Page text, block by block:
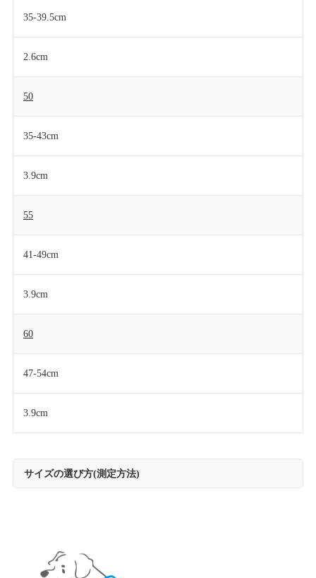
35-39.5cm
2.6cm
50
35-43cm
3.9cm
55
41-49cm
3.9cm
60
47-54cm
3.9cm
サイズの選び方(測定方法)